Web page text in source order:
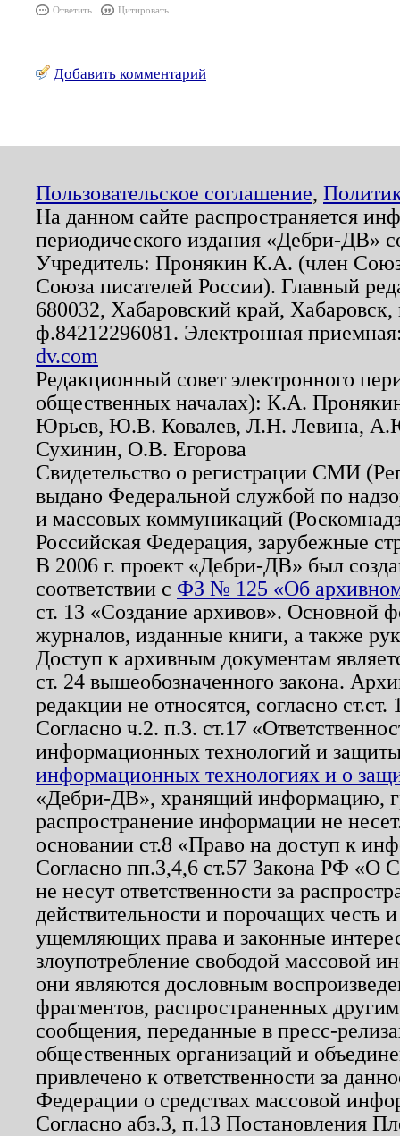
Ответить Цитировать
Добавить комментарий
Пользовательское соглашение,
На данном сайте распространяется
периодического издания «Дебри-ДВ»
Учредитель: Пронякин К.А. (член
Союза писателей России). Главный
680032, Хабаровский край,
ф.84212296081. Электронная
dv.com
Редакционный совет электронного
общественных началах): К.А.
Юрьев, Ю.В. Ковалев, Л.Н. Левина,
Сухинин, О.В. Егорова
Свидетельство о регистрации СМИ
выдано Федеральной службой по
и массовых коммуникаций
Российская Федерация, зарубежные
В 2006 г. проект «Дебри-ДВ» был
соответствии с ФЗ № 125 «Об
ст. 13 «Создание архивов». Основной
журналов, изданные книги, а также
Доступ к архивным документам
ст. 24 вышеобозначенного закона.
редакции не относятся, согласно
Согласно ч.2. п.3. ст.17
информационных технологий и
информационных технологиях и о
«Дебри-ДВ», хранящий информацию,
распространение информации не
основании ст.8 «Право на доступ к
Согласно пп.3,4,6 ст.57 Закона РФ «О
не несут ответственности за
действительности и порочащих честь
ущемляющих права и законные
злоупотребление свободой массовой
они являются дословным
фрагментов, распространенных
сообщения, переданные в пресс-
общественных организаций и
привлечено к ответственности за
Федерации о средствах массовой
Согласно абз.3, п.13 Постановления